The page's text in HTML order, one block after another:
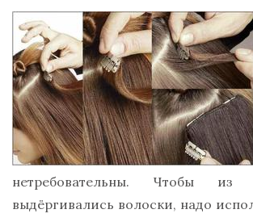
нетребовательны. Чтобы
выдёргивались волоски, надо